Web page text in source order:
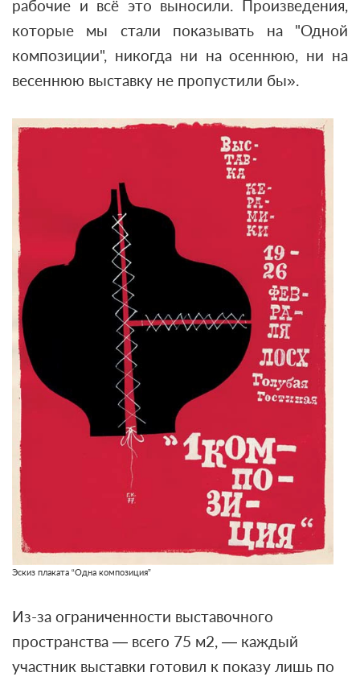
рабочие и всё это выносили. Произведения,
которые мы стали показывать на "Одной
композиции", никогда ни на осеннюю, ни на
весеннюю выставку не пропустили бы».
Эскиз плаката “Одна композиция”
Из-за ограниченности выставочного
пространства — всего 75 м2, — каждый
участник выставки готовил к показу лишь по